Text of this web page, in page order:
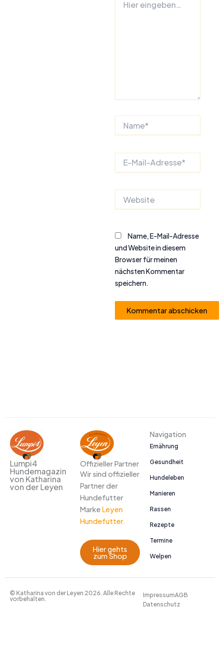
eingeben…
Mail-
Name, E-Mail-Adresse
und Website in diesem
Browser für meinen
nächsten Kommentar
speichern.
Lumpi4
Hundemagazin
von Katharina
von der Leyen
Offizieller Partner
Wir sind offizieller
Partner der
Hundefutter
Marke Leyen
Hundefutter.
Hier gehts
zum Shop
Navigation
Ernährung
Gesundheit
Hundeleben
Manieren
Rassen
Rezepte
Termine
Welpen
© Katharina von der Leyen 2026. Alle Rechte
vorbehalten.
ImpressumAGB
Datenschutz